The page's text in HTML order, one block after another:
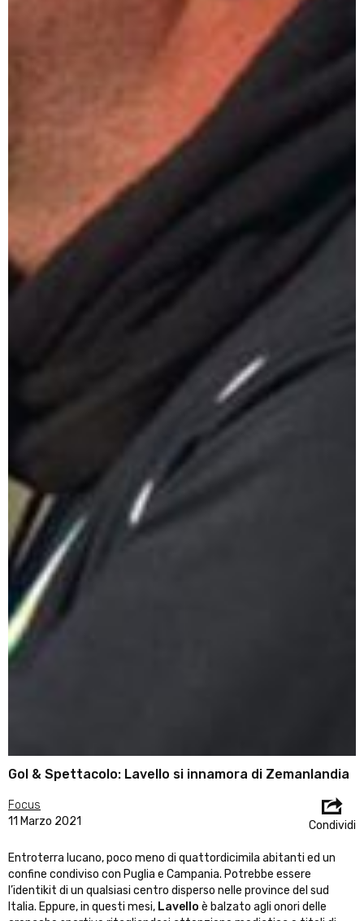
Gol & Spettacolo: Lavello si innamora di Zemanlandia
Focus
11 Marzo 2021
Condividi
Entroterra lucano, poco meno di quattordicimila abitanti ed un
confine condiviso con Puglia e Campania. Potrebbe essere
l’identikit di un qualsiasi centro disperso nelle province del sud
Italia. Eppure, in questi mesi, Lavello è balzato agli onori delle